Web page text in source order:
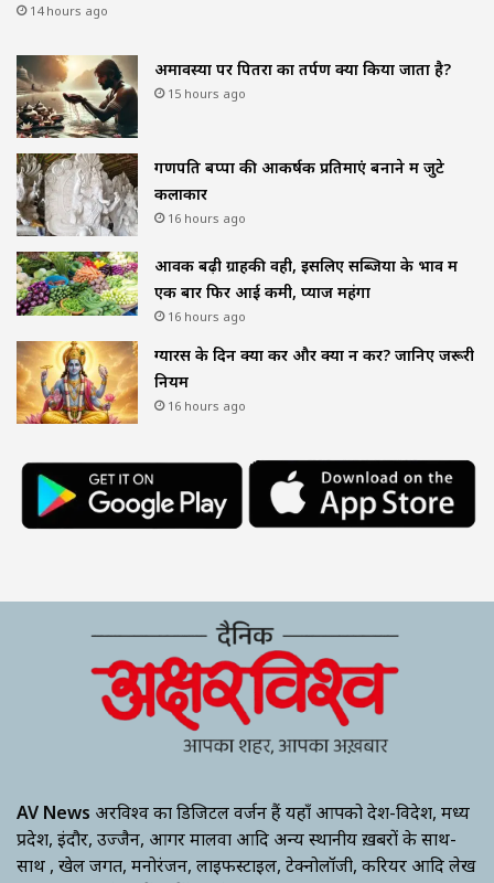
14 hours ago
अमावस्या पर पितरों का तर्पण क्यों किया जाता है?
15 hours ago
गणपति बप्पा की आकर्षक प्रतिमाएं बनाने में जुटे
कलाकार
16 hours ago
आवक बढ़ी ग्राहकी वही, इसलिए सब्जियों के भाव में
एक बार फिर आई कमी, प्याज महंगा
16 hours ago
ग्यारस के दिन क्या करें और क्या न करें? जानिए जरूरी
नियम
16 hours ago
AV News अक्षरविश्व का डिजिटल वर्जन हैं यहाँ आपको देश-विदेश, मध्य
प्रदेश, इंदौर, उज्जैन, आगर मालवा आदि अन्य स्थानीय ख़बरों के साथ-
साथ , खेल जगत, मनोरंजन, लाइफस्टाइल, टेक्नोलॉजी, करियर आदि लेख